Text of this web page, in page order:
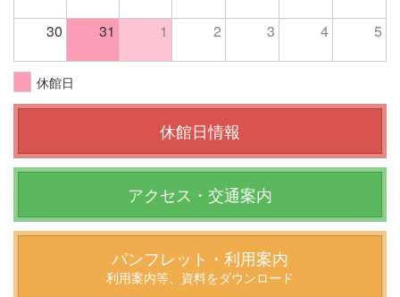
30 31 1 2 3 4 5
休館日
休館日情報
アクセス・交通案内
パンフレット・利用案内
利用案内等、資料をダウンロード